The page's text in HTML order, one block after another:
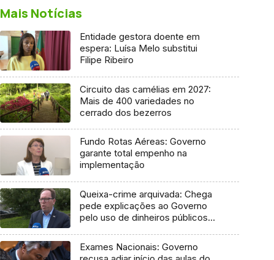
Mais Notícias
Entidade gestora doente em
espera: Luísa Melo substitui
Filipe Ribeiro
Circuito das camélias em 2027:
Mais de 400 variedades no
cerrado dos bezerros
Fundo Rotas Aéreas: Governo
garante total empenho na
implementação
Queixa-crime arquivada: Chega
pede explicações ao Governo
pelo uso de dinheiros públicos
Exames Nacionais: Governo